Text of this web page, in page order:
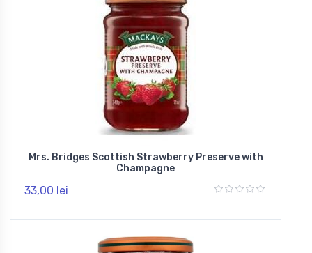
Mrs. Bridges Scottish Strawberry Preserve with
Champagne
33,00 lei